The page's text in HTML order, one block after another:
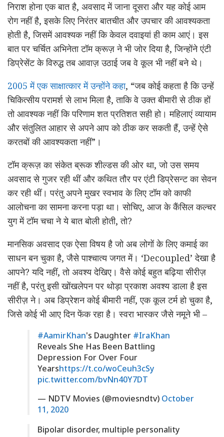
निराश होना एक बात है, अवसाद में जाना दूसरा और यह कोई आम
रोग नहीं है, इसके लिए निरंतर बातचीत और उपचार की आवश्यकता
होती है, जिसमें आवश्यक नहीं कि केवल दवाइयां ही काम आएं। इस
बात पर चर्चित अभिनेता टॉम क्रूज़ ने भी जोर दिया है, जिन्होंने एंटी
डिप्रेसेंट के विरुद्ध तब आवाज़ उठाई जब वे कूल भी नहीं बने थे।
2005 में एक साक्षात्कार में उन्होंने कहा, “जब कोई कहता है कि उन्हें
चिकित्सीय परामर्श से लाभ मिला है, ताकि वे उक्त बीमारी से ठीक हों
तो आवश्यक नहीं कि परिणाम शत प्रतिशत सही हो। महिलाएं व्यायाम
और संतुलित आहार से अपने आप को ठीक कर सकती हैं, उन्हें ऐसे
करतबों की आवश्यकता नहीं”।
टॉम क्रूज़ का संकेत ब्रूक शील्डस की ओर था, जो उस समय
अवसाद से गुजर रही थीं और कथित तौर पर एंटी डिप्रेसन्ट का सेवन
कर रही थीं। परंतु अपने मुखर स्वभाव के लिए टॉम को काफी
आलोचना का सामना करना पड़ा था। सोचिए, आज के कैंसिल कल्चर
युग में टॉम चचा ने ये बात बोली होती, तो?
मानसिक अवसाद एक ऐसा विषय है जो अब लोगों के लिए कमाई का
साधन बन चुका है, जैसे पाश्चात्य जगत में। ‘Decoupled’ देखा है
आपने? यदि नहीं, तो अवश्य देखिए। वैसे कोई बहुत बढ़िया सीरीज़
नहीं है, परंतु इसी खोंखलेपन पर थोड़ा प्रकाश अवश्य डाला है इस
सीरीज़ ने। अब डिप्रेशन कोई बीमारी नहीं, एक कूल टर्म हो चुका है,
जिसे कोई भी आए दिन फेंक रहा है। स्वरा भास्कर जैसे नमूने भी –
#AamirKhan's Daughter #IraKhan
Reveals She Has Been Battling
Depression For Over Four
Yearshttps://t.co/woCeuh3cSy
pic.twitter.com/bvNn40Y7DT
— NDTV Movies (@moviesndtv) October
11, 2020
Bipolar disorder, multiple personality